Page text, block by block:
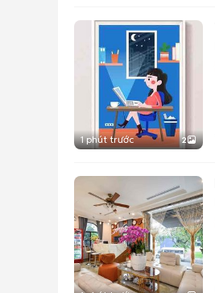
1 phút trước 2